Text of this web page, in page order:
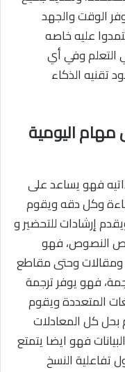
الوقت والجهد
عليه خاصه
التعلم وفي أي
تقنيه الذكاء
اليومية
فهو يساعد على
وكل دقه ويقوم
إرشادات للتحضير و
النصوص، فهو
ومقالات وحتى مقاطع
فهو يوفر ترجمة
المتعددة ويقوم
بحل كل المعادلات
فهو ايضا يتمتع
تفاعلية النسخ